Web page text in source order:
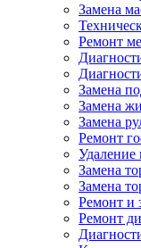
Замена
Ремонт
Замена
Замена
Замена
Ремонт
Удаление
Замена
Замена
Ремонт и
Ремонт